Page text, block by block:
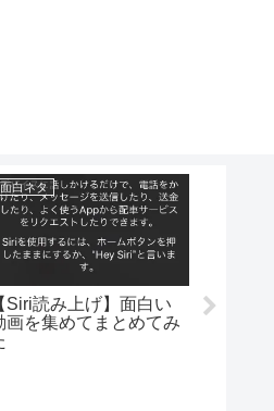
面白ネタ
Siri読み上げ】面白い
画を集めてまとめてみ